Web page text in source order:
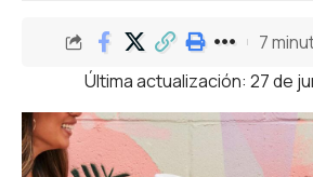
Última actualización: 27 de
7